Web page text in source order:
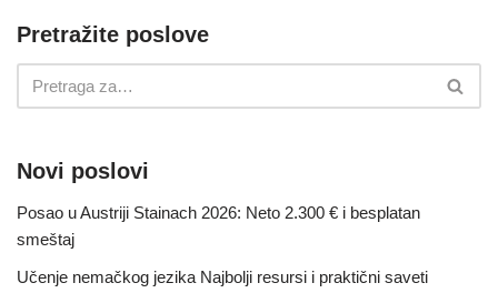
Pretražite poslove
Novi poslovi
Posao u Austriji Stainach 2026: Neto 2.300 € i besplatan
smeštaj
Učenje nemačkog jezika Najbolji resursi i praktični saveti